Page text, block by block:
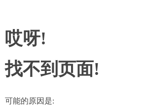
哎呀!
找不到页面!
可能的原因是: